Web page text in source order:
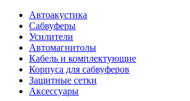
Автоакустика
Сабвуферы
Усилители
Автомагнитолы
Кабель и комплектующие
Корпуса для сабвуферов
Защитные сетки
Аксессуары